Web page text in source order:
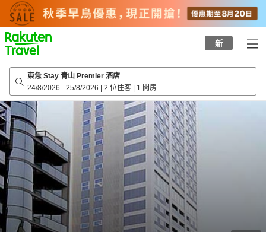
to
top
page
新
東急 Stay 青山 Premier 酒店
24/8/2026 - 25/8/2026 | 2 位住客 | 1 間房